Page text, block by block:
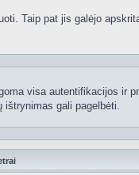
Taip pat jis galėjo
visa autentifikacijos ir
ištrynimas gali pagelbėti.